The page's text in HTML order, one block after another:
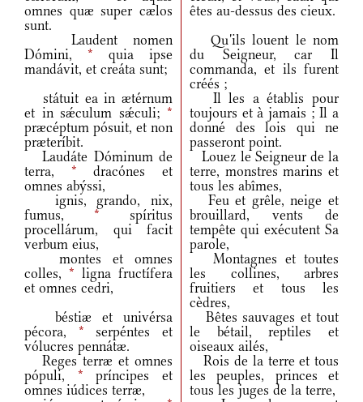
omnes quæ super cælos
sunt.
êtes au-dessus des cieux.
Laudent nomen
Dómini, * quia ipse
mandávit, et creáta sunt;
Qu'ils louent le nom
du Seigneur, car Il
commanda, et ils furent
créés ;
státuit ea in ætérnum
et in sǽculum sǽculi; *
præcéptum pósuit, et non
præteríbit.
Il les a établis pour
toujours et à jamais ; Il a
donné des lois qui ne
passeront point.
Laudáte Dóminum de
terra, * dracónes et
omnes abýssi,
Louez le Seigneur de la
terre, monstres marins et
tous les abîmes,
ignis, grando, nix,
fumus, * spíritus
procellárum, qui facit
verbum eius,
Feu et grêle, neige et
brouillard, vents de
tempête qui exécutent Sa
parole,
montes et omnes
colles, * ligna fructífera
et omnes cedri,
Montagnes et toutes
les collines, arbres
fruitiers et tous les
cèdres,
béstiæ et univérsa
pécora, * serpéntes et
vólucres pennátæ.
Bêtes sauvages et tout
le bétail, reptiles et
oiseaux ailés,
Reges terræ et omnes
pópuli, * príncipes et
omnes iúdices terræ,
Rois de la terre et tous
les peuples, princes et
tous les juges de la terre,